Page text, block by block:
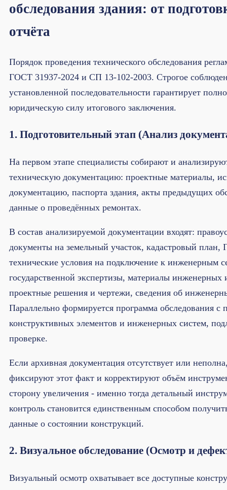
обследования здания: от
отчёта
Порядок проведения технического обследования
ГОСТ 31937-2024 и СП 13-102-2003. Строгое
установленной последовательности гарантирует
юридическую силу итогового заключения.
1. Подготовительный этап (Анализ
На первом этапе специалисты собирают и
техническую документацию: проектные материалы,
документацию, паспорта здания, акты предыдущих
данные о проведённых ремонтах.
В состав анализируемой документации входят:
документы на земельный участок, кадастровый план,
технические условия на подключение к инженерным
государственной экспертизы, материалы инженерных
проектные решения и чертежи, сведения об
Параллельно формируется программа обследования с
конструктивных элементов и инженерных систем,
проверке.
Если архивная документация отсутствует или
фиксируют этот факт и корректируют объём
сторону увеличения - именно тогда детальный
контроль становится единственным способом
данные о состоянии конструкций.
2. Визуальное обследование (Осмотр и
Визуальный осмотр охватывает все доступные